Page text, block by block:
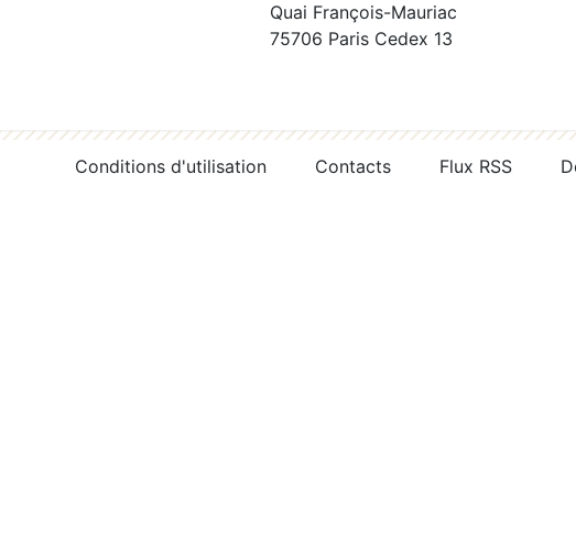
Quai François-Mauriac
75706 Paris Cedex 13
Conditions d'utilisation Contacts Flux RSS